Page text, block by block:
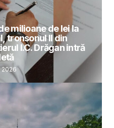
milioane de lei la
tronsonul II din
I.C. Drăgan intră
2026